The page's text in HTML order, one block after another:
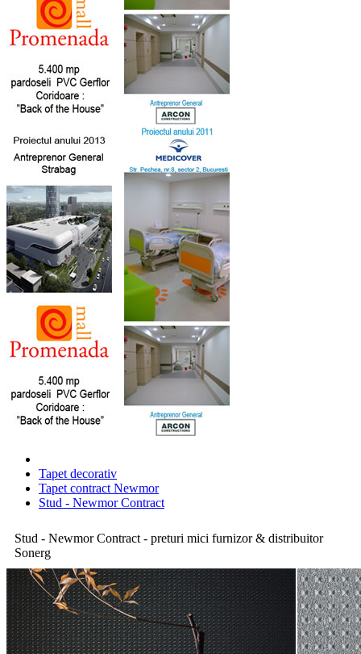
Tapet decorativ
Tapet contract Newmor
Stud - Newmor Contract
Stud - Newmor Contract - preturi mici furnizor & distribuitor
Sonerg